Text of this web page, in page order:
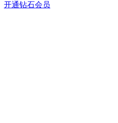
开通钻石会员